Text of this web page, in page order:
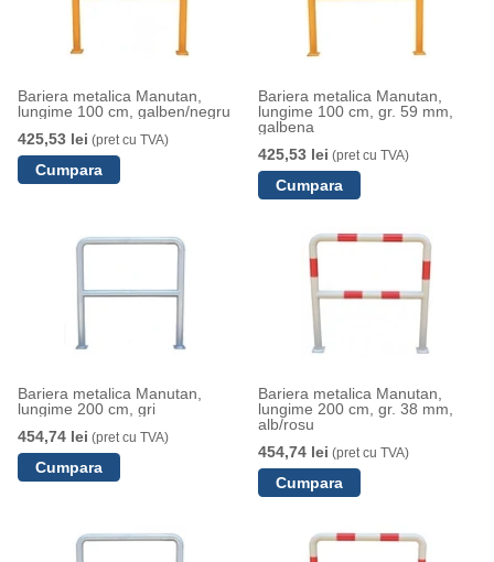
Bariera metalica Manutan,
lungime 100 cm, galben/negru
425,53 lei (pret cu TVA)
Bariera metalica Manutan,
lungime 100 cm, gr. 59 mm,
galbena
425,53 lei (pret cu TVA)
Bariera metalica Manutan,
lungime 200 cm, gri
454,74 lei (pret cu TVA)
Bariera metalica Manutan,
lungime 200 cm, gr. 38 mm,
alb/rosu
454,74 lei (pret cu TVA)